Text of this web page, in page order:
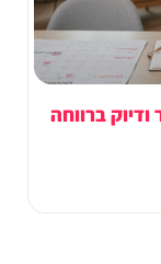
ברווחה